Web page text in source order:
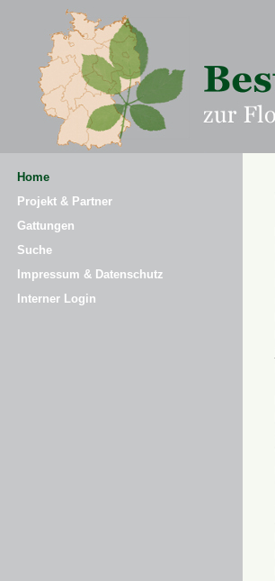
Home
Projekt & Partner
Gattungen
Suche
Impressum & Datenschutz
Interner Login